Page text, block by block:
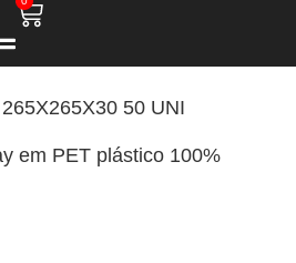
50 UNI
em PET plástico 100%